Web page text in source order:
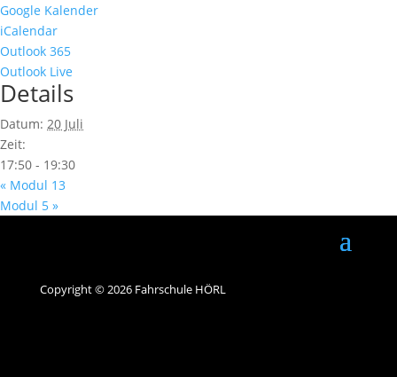
Google Kalender
iCalendar
Outlook 365
Outlook Live
Details
Datum: 20 Juli
Zeit:
17:50 - 19:30
« Modul 13
Modul 5 »
Copyright © 2026 Fahrschule HÖRL